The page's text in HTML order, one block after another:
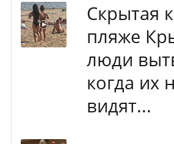
Скрытая
пляже
люди
когда их
видят...